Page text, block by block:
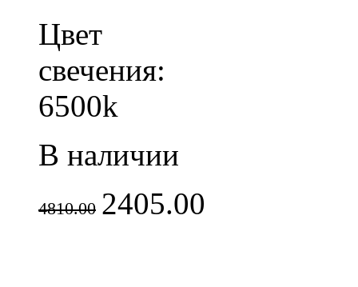
Цвет
свечения:
6500k
В наличии
4810.00 2405.00